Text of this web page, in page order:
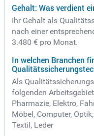
Gehalt: Was verdient
Ihr Gehalt als
nach einer
3.480 € pro Monat.
In welchen Branchen
Als
folgenden
Pharmazie, Elektro,
Möbel, Computer,
Textil, Leder